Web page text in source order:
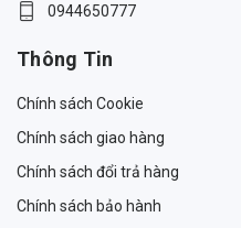
0944650777
Thông Tin
Chính sách Cookie
Chính sách giao hàng
Chính sách đổi trả hàng
Chính sách bảo hành